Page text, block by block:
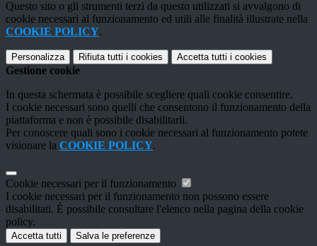
Questo sito o gli strumenti terzi da questo utilizzati si avvalgono di
cookie necessari al funzionamento ed utili alle finalità illustrate nella
COOKIE POLICY.
Personalizza Rifiuta tutti i cookies Accetta tutti i cookies
Gestione cookie
In questa schermata è possibile scegliere quali cookie consentire.
I cookie necessari sono quelli che consentono il funzionamento della
piattaforma e non è possibile disabilitarli.
Per conoscere quali sono i cookie necessari al funzionamento potete
visionare la COOKIE POLICY.
Cookie necessari per il funzionamento
I cookie necessari per il funzionamento non possono essere
disabilitati. È possibile consultare l'elenco nella pagina della cookie
policy.
Accetta tutti Salva le preferenze